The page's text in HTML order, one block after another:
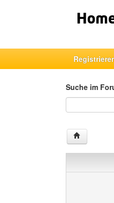
Suche im
Suche im Forum